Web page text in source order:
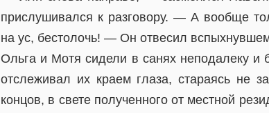
прислушивался к разговору. — А вообще
на ус, бестолочь! — Он отвесил
Ольга и Мотя сидели в санях неподалеку и
отслеживал их краем глаза, стараясь не
концов, в свете полученного от местной